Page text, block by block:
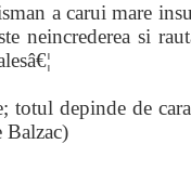
a carui mare
neincrederea si
totul depinde de